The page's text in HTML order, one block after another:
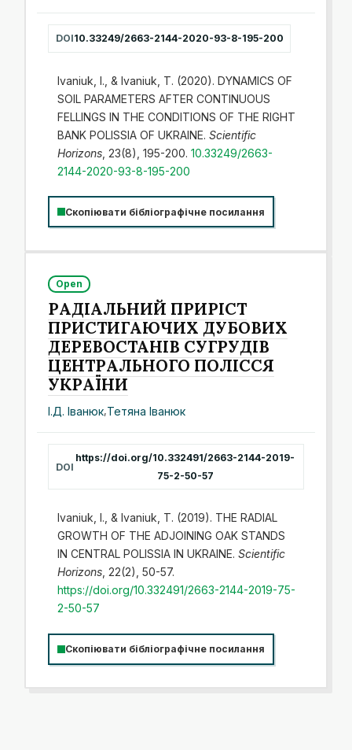
DOI10.33249/2663-2144-2020-93-8-195-200
Ivaniuk, I., & Ivaniuk, T. (2020). DYNAMICS OF
SOIL PARAMETERS AFTER CONTINUOUS
FELLINGS IN THE CONDITIONS OF THE RIGHT
BANK POLISSIA OF UKRAINE. Scientific
Horizons, 23(8), 195-200. 10.33249/2663-
2144-2020-93-8-195-200
Скопіювати бібліографічне посилання
Open
РАДІАЛЬНИЙ ПРИРІСТ
ПРИСТИГАЮЧИХ ДУБОВИХ
ДЕРЕВОСТАНІВ СУГРУДІВ
ЦЕНТРАЛЬНОГО ПОЛІССЯ
УКРАЇНИ
І.Д. Іванюк,Тетяна Іванюк
DOI
https://doi.org/10.332491/2663-2144-2019-
75-2-50-57
Ivaniuk, I., & Ivaniuk, T. (2019). THE RADIAL
GROWTH OF THE ADJOINING OAK STANDS
IN CENTRAL POLISSIA IN UKRAINE. Scientific
Horizons, 22(2), 50-57.
https://doi.org/10.332491/2663-2144-2019-75-
2-50-57
Скопіювати бібліографічне посилання